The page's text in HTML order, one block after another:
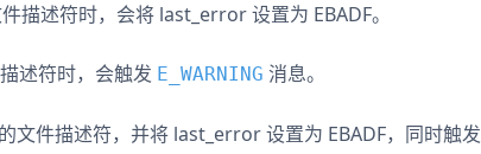
描述符时，会将 last_error 设置为 EBADF。
述符时，会触发 E_WARNING 消息。
文件描述符，并将 last_error 设置为 EBADF，同时触发